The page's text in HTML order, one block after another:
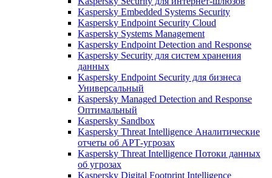
Kaspersky Embedded Systems Security
Kaspersky Endpoint Security Cloud
Kaspersky Systems Management
Kaspersky Endpoint Detection and Response
Kaspersky Security для систем хранения
данных
Kaspersky Endpoint Security для бизнеса
Универсальный
Kaspersky Managed Detection and Response
Оптимальный
Kaspersky Sandbox
Kaspersky Threat Intelligence Аналитические
отчеты об АРТ-угрозах
Kaspersky Threat Intelligence Потоки данных
об угрозах
Kaspersky Digital Footprint Intelligence